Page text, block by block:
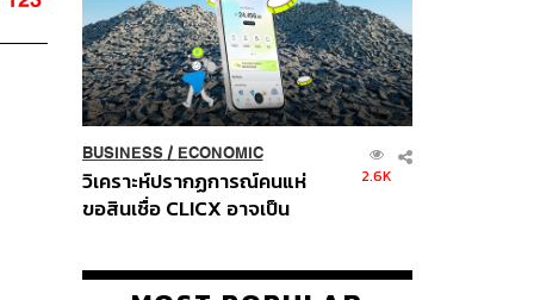
BUSINESS/ ECONOMIC
วิเคราะห์ปรากฏการณ์คนแห่
ขอสินเชื่อ CLICX อาจเป็น
ปัญหาหนี้ครัวเรือนไทยที่ถูกซุก
2.6K